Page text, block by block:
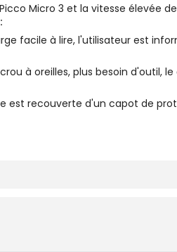
Micro 3 et la vitesse
facile à lire, l'utilisateur est
à oreilles, plus besoin
est recouverte d'un capot de